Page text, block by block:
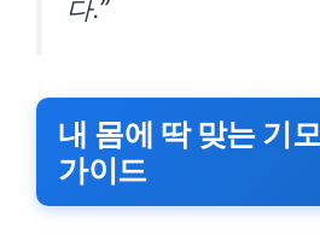
다.”
내 몸에 딱 맞는 기
가이드